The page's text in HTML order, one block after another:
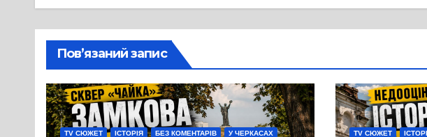
Пов’язаний запис
TV СЮЖЕТ ІСТОРІЯ БЕЗ КОМЕНТАРІВ У ЧЕРКАСАХ TV СЮЖЕТ